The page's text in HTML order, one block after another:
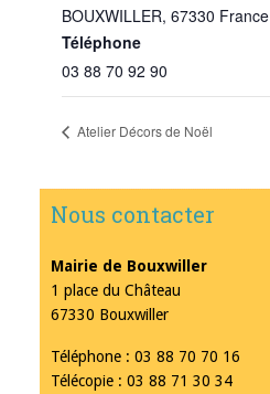
BOUXWILLER, 67330 France
Téléphone
03 88 70 92 90
Atelier Décors de Noël
Nous contacter
Mairie de Bouxwiller
1 place du Château
67330 Bouxwiller
Téléphone : 03 88 70 70 16
Télécopie : 03 88 71 30 34